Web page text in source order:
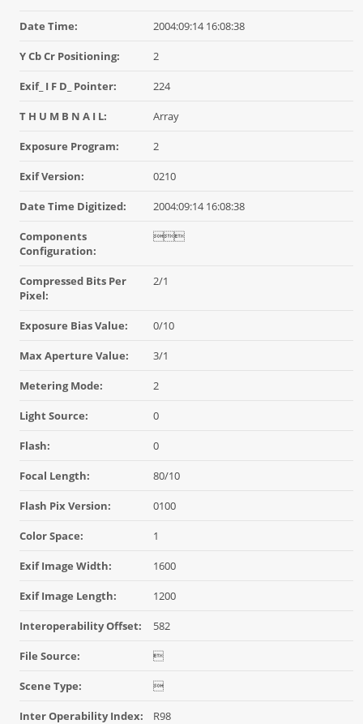
Date Time: 2004:09:14 16:08:38
Y Cb Cr Positioning: 2
Exif_ I F D_ Pointer: 224
T H U M B N A I L: Array
Exposure Program: 2
Exif Version: 0210
Date Time Digitized: 2004:09:14 16:08:38
Components
Configuration:

Compressed Bits Per
Pixel:
2/1
Exposure Bias Value: 0/10
Max Aperture Value: 3/1
Metering Mode: 2
Light Source: 0
Flash: 0
Focal Length: 80/10
Flash Pix Version: 0100
Color Space: 1
Exif Image Width: 1600
Exif Image Length: 1200
Interoperability Offset: 582
File Source: 
Scene Type: 
Inter Operability Index: R98